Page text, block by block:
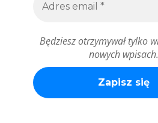
Będziesz otrzymywał tylko
nowych wpisach.